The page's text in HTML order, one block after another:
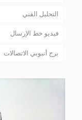
التحليل الفني
فيديو خط الإرسال
برج أنبوبي الاتصالات